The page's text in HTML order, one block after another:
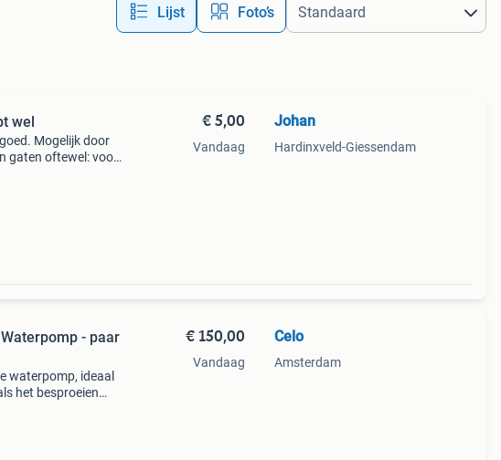
Lijst Foto’s
wel
Mogelijk door
gaten oftewel: voor
€ 5,00
Vandaag
Johan
Hardinxveld-Giessendam
- paar
waterpomp, ideaal
het besproeien
€ 150,00
Vandaag
Celo
Amsterdam